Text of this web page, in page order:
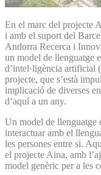
En el marc del projecte
i amb el suport del
Andorra Recerca i
un model de llenguatge
d’intel·ligència artificial
projecte, que s’està
implicació de diverses
d’aquí a un any.
Un model de llenguatge
interactuar amb el
les persones entre si.
el projecte Aina, amb
model genèric per a les